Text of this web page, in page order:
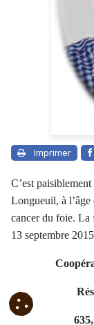
Imprimer
C’est
Longueuil, à l’âge
cancer du foie. La
13 septembre